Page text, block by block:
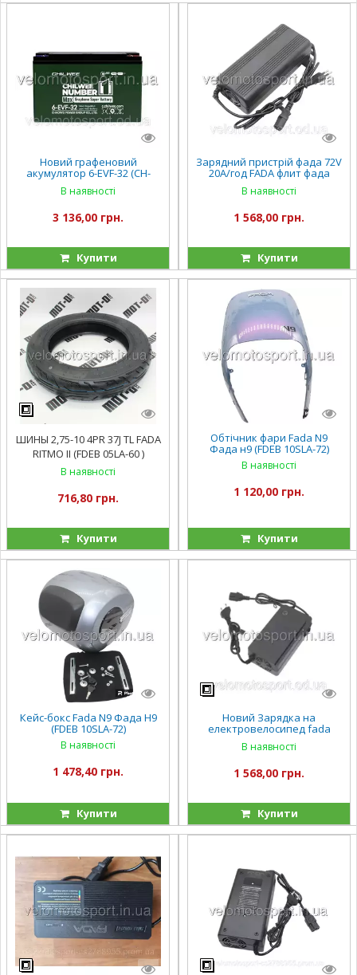
Новий графеновий
акумулятор 6-EVF-32 (CH-
0072V-L32) (1) напруга 12
V32Ah
В наявності
3 136,00 грн.
Купити
Зарядний пристрій фада 72V
20А/год FADA флит фада
флит 2 (FDEB 05VLA-60)
В наявності
1 568,00 грн.
Купити
ШИНЫ 2,75-10 4PR 37J TL FADA
RITMO II (FDEB 05LA-60 )
В наявності
716,80 грн.
Купити
Обтічник фари Fada N9
Фада н9 (FDEB 10SLA-72)
В наявності
1 120,00 грн.
Купити
Кейс-бокс Fada N9 Фада Н9
(FDEB 10SLA-72)
В наявності
1 478,40 грн.
Купити
Новий Зарядка на
електровелосипед fada
ритма 2 60/20AH FADA ritmo 2
Фада Булли фада Олди
В наявності
1 568,00 грн.
Купити